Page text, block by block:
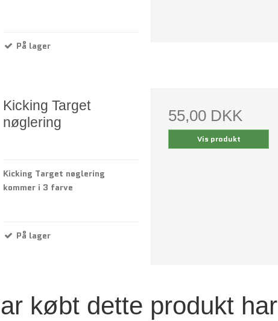
På lager
Kicking Target
nøglering
Kicking Target nøglering
kommer i 3 farve
På lager
55,00 DKK
Vis produkt
købt dette produkt har